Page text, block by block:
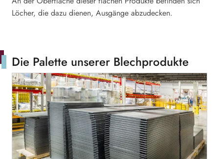
Löcher, die dazu dienen, Ausgänge abzudecken.
Die Palette unserer Blechprodukte